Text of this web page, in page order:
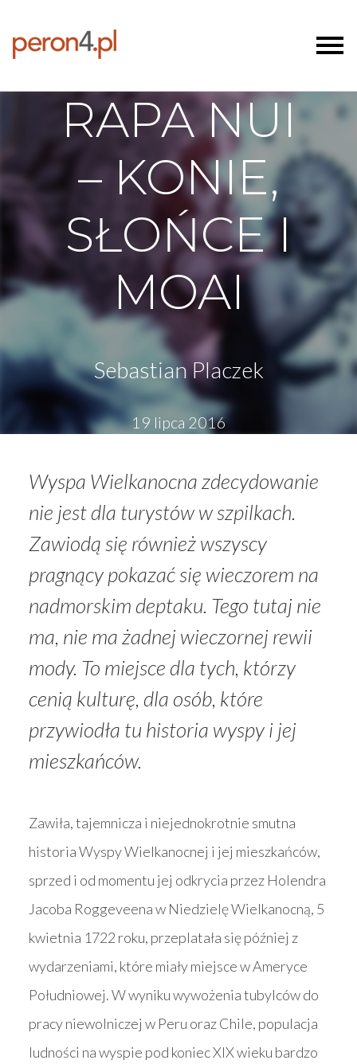
RAPA NUI
– KONIE,
SŁOŃCE I
MOAI
Sebastian Placzek
19 lipca 2016
Wyspa Wielkanocna zdecydowanie
nie jest dla turystów w szpilkach.
Zawiodą się również wszyscy
pragnący pokazać się wieczorem na
nadmorskim deptaku. Tego tutaj nie
ma, nie ma żadnej wieczornej rewii
mody. To miejsce dla tych, którzy
cenią kulturę, dla osób, które
przywiodła tu historia wyspy i jej
mieszkańców.
Zawiła, tajemnicza i niejednokrotnie smutna
historia Wyspy Wielkanocnej i jej mieszkańców,
sprzed i od momentu jej odkrycia przez Holendra
Jacoba Roggeveena w Niedzielę Wielkanocną, 5
kwietnia 1722 roku, przeplatała się później z
wydarzeniami, które miały miejsce w Ameryce
Południowej. W wyniku wywożenia tubylców do
pracy niewolniczej w Peru oraz Chile, populacja
ludności na wyspie pod koniec XIX wieku bardzo